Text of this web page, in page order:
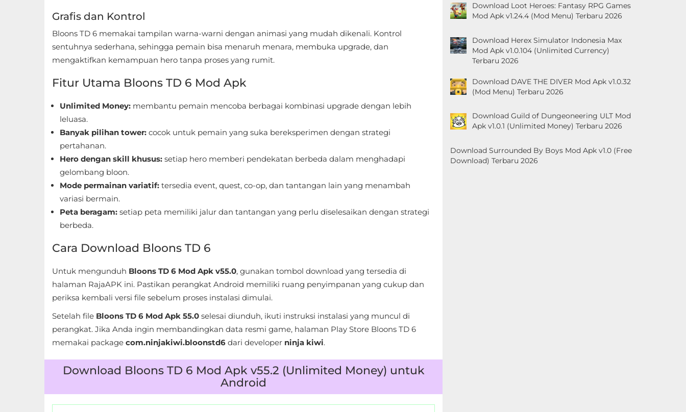
Reference
Communication
Education
Grafis dan Kontrol
Bloons TD 6 memakai tampilan warna-warni dengan animasi yang mudah dikenali. Kontrol
sentuhnya sederhana, sehingga pemain bisa menaruh menara, membuka upgrade, dan
mengaktifkan kemampuan hero tanpa proses yang rumit.
Fitur Utama Bloons TD 6 Mod Apk
Unlimited Money: membantu pemain mencoba berbagai kombinasi upgrade dengan lebih
leluasa.
Banyak pilihan tower: cocok untuk pemain yang suka bereksperimen dengan strategi
pertahanan.
Hero dengan skill khusus: setiap hero memberi pendekatan berbeda dalam menghadapi
gelombang bloon.
Mode permainan variatif: tersedia event, quest, co-op, dan tantangan lain yang menambah
variasi bermain.
Peta beragam: setiap peta memiliki jalur dan tantangan yang perlu diselesaikan dengan strategi
berbeda.
Cara Download Bloons TD 6
Untuk mengunduh Bloons TD 6 Mod Apk v55.0, gunakan tombol download yang tersedia di
halaman RajaAPK ini. Pastikan perangkat Android memiliki ruang penyimpanan yang cukup dan
periksa kembali versi file sebelum proses instalasi dimulai.
Setelah file Bloons TD 6 Mod Apk 55.0 selesai diunduh, ikuti instruksi instalasi yang muncul di
perangkat. Jika Anda ingin membandingkan data resmi game, halaman Play Store Bloons TD 6
memakai package com.ninjakiwi.bloonstd6 dari developer ninja kiwi.
Download Bloons TD 6 Mod Apk v55.2 (Unlimited Money) untuk
Android
Download Loot Heroes: Fantasy RPG Games
Mod Apk v1.24.4 (Mod Menu) Terbaru 2026
Download Herex Simulator Indonesia Max
Mod Apk v1.0.104 (Unlimited Currency)
Terbaru 2026
Download DAVE THE DIVER Mod Apk v1.0.32
(Mod Menu) Terbaru 2026
Download Guild of Dungeoneering ULT Mod
Apk v1.0.1 (Unlimited Money) Terbaru 2026
Download Surrounded By Boys Mod Apk v1.0 (Free
Download) Terbaru 2026